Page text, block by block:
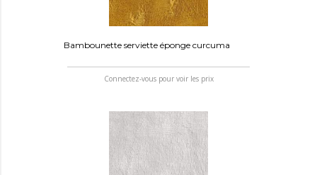
Bambounette serviette éponge curcuma
Connectez-vous pour voir les prix